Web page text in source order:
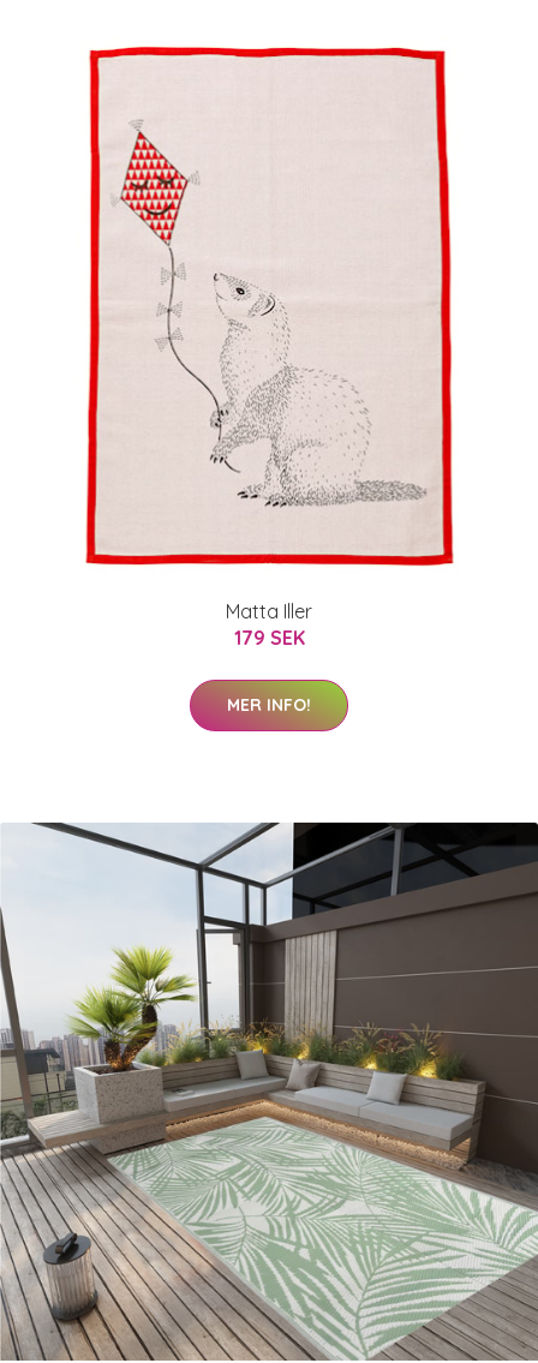
Matta Iller
179 SEK
MER INFO!